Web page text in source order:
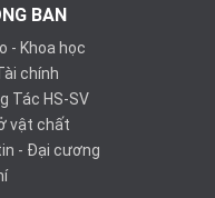
BAN
- Khoa học
chính
Tác HS-SV
vật chất
- Đại cương